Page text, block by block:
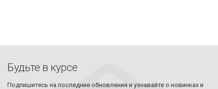
Будьте в курсе
Подпишитесь на последние обновления и узнавайте о новинках и